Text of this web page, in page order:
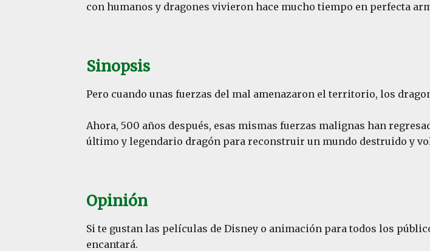
con humanos y dragones vivieron hace mucho tiempo en perfecta
Sinopsis
Pero cuando unas fuerzas del mal amenazaron el territorio, los
Ahora, 500 años después, esas mismas fuerzas malignas han
último y legendario dragón para reconstruir un mundo destruido y
Opinión
Si te gustan las películas de Disney o animación para todos los
encantará.